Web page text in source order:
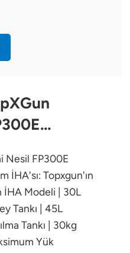
Nesil FP300E
İHA'sı: Topxgun'ın
İHA Modeli | 30L
Tankı | 45L
Tankı | 30kg
Yük